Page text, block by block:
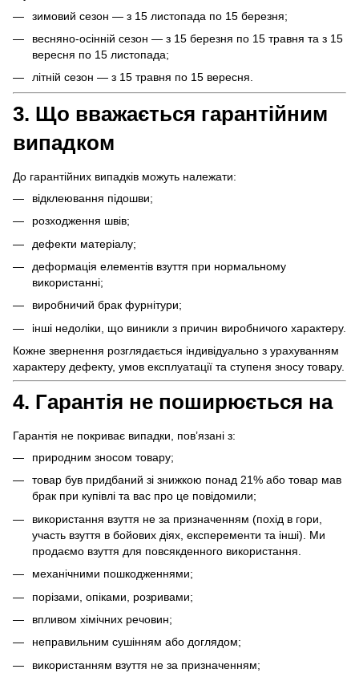
зимовий сезон — з 15 листопада по 15 березня;
весняно-осінній сезон — з 15 березня по 15 травня та з 15
вересня по 15 листопада;
літній сезон — з 15 травня по 15 вересня.
3. Що вважається гарантійним
випадком
До гарантійних випадків можуть належати:
відклеювання підошви;
розходження швів;
дефекти матеріалу;
деформація елементів взуття при нормальному
використанні;
виробничий брак фурнітури;
інші недоліки, що виникли з причин виробничого характеру.
Кожне звернення розглядається індивідуально з урахуванням
характеру дефекту, умов експлуатації та ступеня зносу товару.
4. Гарантія не поширюється на
Гарантія не покриває випадки, пов’язані з:
природним зносом товару;
товар був придбаний зі знижкою понад 21% або товар мав
брак при купівлі та вас про це повідомили;
використання взуття не за призначенням (похід в гори,
участь взуття в бойових діях, експеременти та інші). Ми
продаємо взуття для повсякденного використання.
механічними пошкодженнями;
порізами, опіками, розривами;
впливом хімічних речовин;
неправильним сушінням або доглядом;
використанням взуття не за призначенням;